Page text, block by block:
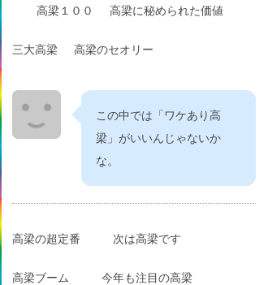
高梁１００ 高梁に秘められた価値
三大高梁 高梁のセオリー
この中では「ワケあり高
梁」がいいんじゃないか
な。
高梁の超定番 次は高梁です
高梁ブーム 今年も注目の高梁